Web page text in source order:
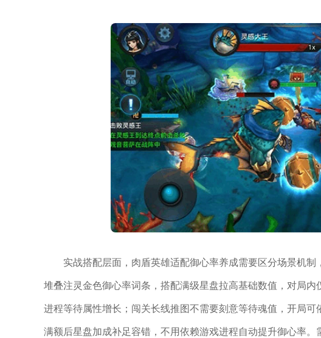
实战搭配层面，肉盾英雄适配御心率养成需要区分场景机
堆叠注灵金色御心率词条，搭配满级星盘拉高基础数值，对局
进程等待属性增长；闯关长线推图不需要刻意等待魂值，开局
满额后星盘加成补足容错，不用依赖游戏进程自动提升御心率